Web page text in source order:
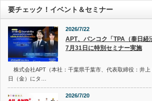
要チェック！イベント＆セミナー
2026/7/22
APT、バンコク「TPA（泰日経
7月31日に特別セミナー実施
株式会社APT（本社：千葉県千葉市、代表取締役：井上
日（金）にタ…
2026/7/20